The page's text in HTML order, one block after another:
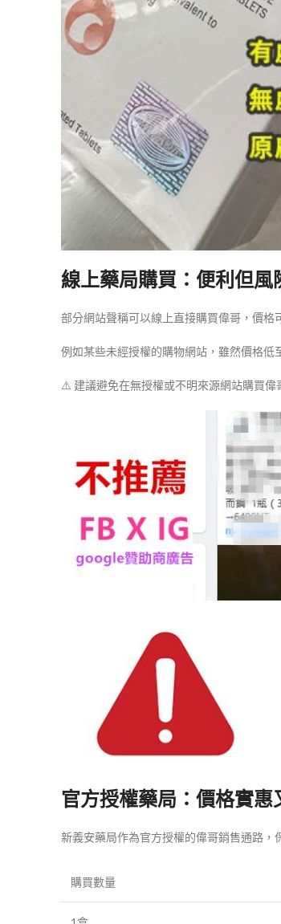
線上藥局購買：便利但風
部分網站聲稱可以線上直接購買偉哥，價格
例如某些未經授權的購物網站，雖然價格低
⚠️ 建議避免在無授權或不明來源網站購買偉
官方授權藥局：價格實惠
新義安藥局作為官方授權的偉哥銷售通路，
購買數量